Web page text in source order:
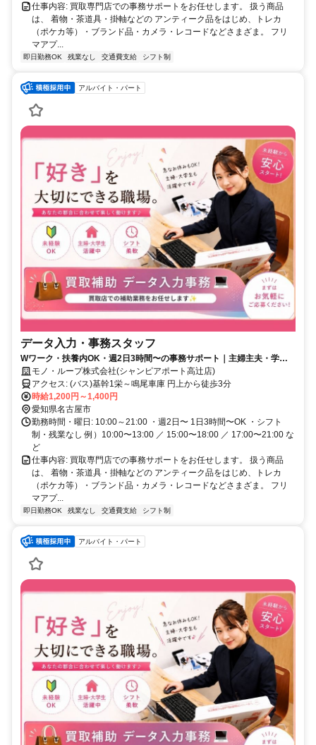
仕事内容: 買取専門店での事務サポートをお任せします。 扱う商品
は、 着物・茶道具・掛軸などの アンティーク品をはじめ、トレカ
（ポケカ等）・ブランド品・カメラ・レコードなどさまざま。 フリ
マアプ...
即日勤務OK 残業なし 交通費支給 シフト制
アルバイト・パート
データ入力・事務スタッフ
Wワーク・扶養内OK・週2日3時間〜の事務サポート｜主婦主夫・学
生・長期希望歓迎◎
モノ・ループ株式会社(シャンピアポート高辻店)
アクセス: (バス)基幹1栄～鳴尾車庫 円上から徒歩3分
時給1,200円～1,400円
愛知県名古屋市
勤務時間・曜日: 10:00～21:00 ・週2日〜 1日3時間〜OK ・シフト
制・残業なし 例）10:00〜13:00 ／ 15:00〜18:00 ／ 17:00〜21:00 な
ど
仕事内容: 買取専門店での事務サポートをお任せします。 扱う商品
は、 着物・茶道具・掛軸などの アンティーク品をはじめ、トレカ
（ポケカ等）・ブランド品・カメラ・レコードなどさまざま。 フリ
マアプ...
即日勤務OK 残業なし 交通費支給 シフト制
アルバイト・パート